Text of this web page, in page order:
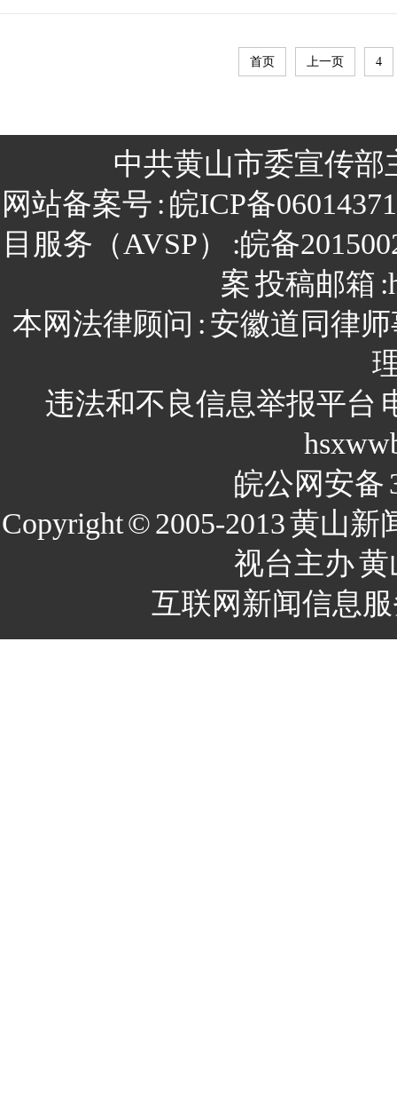
首页 上一页 4
中共黄山市委宣传部
网站备案号 : 皖ICP备
目服务（AVSP）
:皖备
案投稿邮箱
本网法律顾问 : 安徽道同律
违法和不良信息举报平台
皖公网安备
Copyright©2005-2013黄山新
视台主办黄
互联网新闻信息